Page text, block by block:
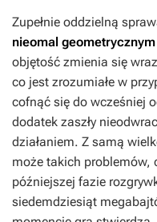
Zupełnie oddzielną
nieomal
objętość zmienia się
co jest zrozumiałe w
cofnąć się do wcześniej
dodatek zaszły
działaniem. Z samą
może takich problemów,
późniejszej fazie
siedemdziesiąt